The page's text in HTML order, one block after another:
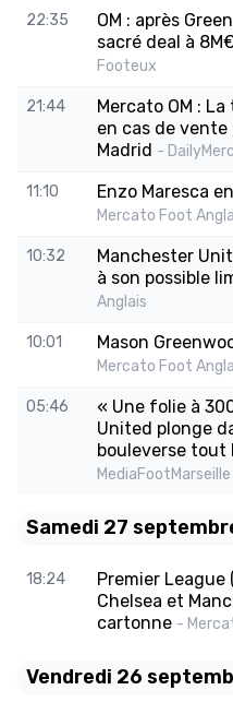
22:35
OM : après
sacré deal à
Footeux
21:44
Mercato OM :
en cas de vente
Madrid -
11:10 Enzo Maresca
Mercato Foot
10:32
Manchester
à son possible
Anglais
10:01 Mason
Mercato Foot
05:46
« Une folie à
United plonge
bouleverse tout
MediaFootMarseille
Samedi 27
18:24
Premier League
Chelsea et
cartonne -
Vendredi 26